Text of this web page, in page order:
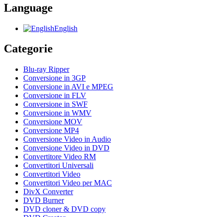
Language
English
Categorie
Blu-ray Ripper
Conversione in 3GP
Conversione in AVI e MPEG
Conversione in FLV
Conversione in SWF
Conversione in WMV
Conversione MOV
Conversione MP4
Conversione Video in Audio
Conversione Video in DVD
Convertitore Video RM
Convertitori Universali
Convertitori Video
Convertitori Video per MAC
DivX Converter
DVD Burner
DVD cloner & DVD copy